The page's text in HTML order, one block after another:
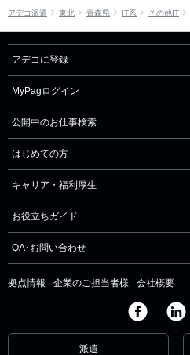
アデコ派遣 東北 青森県 IT系 その他IT
アデコに登録
MyPagログイン
公開中のお仕事検索
はじめての方
キャリア・福利厚生
お役立ちガイド
QA･お問い合わせ
拠点情報 企業のご担当者様 会社概要
派遣